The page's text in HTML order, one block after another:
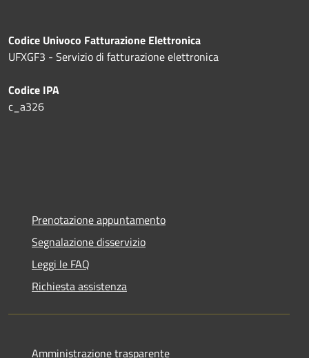
Codice Univoco Fatturazione Elettronica
UFXGF3 - Servizio di fatturazione elettronica
Codice IPA
c_a326
Prenotazione appuntamento
Segnalazione disservizio
Leggi le FAQ
Richiesta assistenza
Amministrazione trasparente